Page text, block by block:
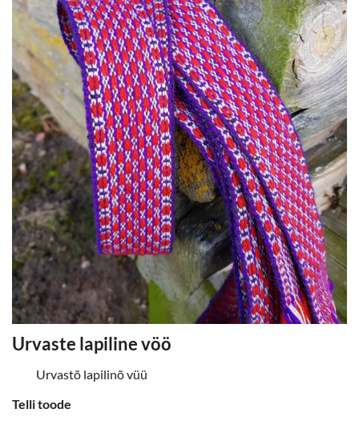
Urvaste lapiline vöö
Urvastõ lapilinõ vüü
Telli toode